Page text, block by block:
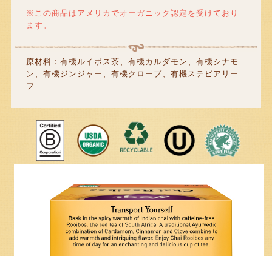
※この商品はアメリカでオーガニック認定を受けており
ます。
原材料：有機ルイボス茶、有機カルダモン、有機シナモ
ン、有機ジンジャー、有機クローブ、有機ステビアリー
フ